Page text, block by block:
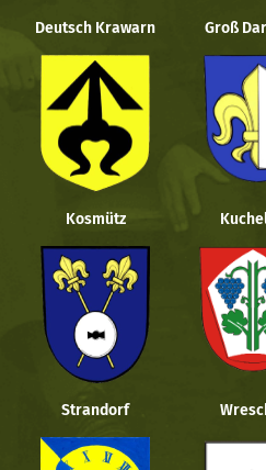
Deutsch Krawarn Groß
Kosmütz
Strandorf